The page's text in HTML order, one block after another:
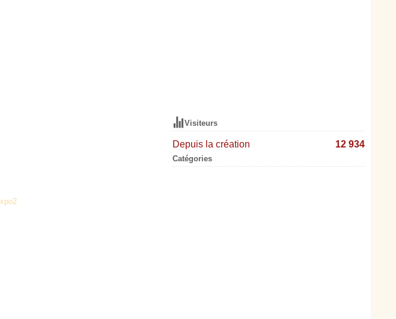
Visiteurs
Depuis la création 12 934
Catégories